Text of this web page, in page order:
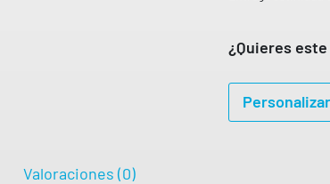
T
,
9
u
t
a
¿Quieres
Valoraciones (0)